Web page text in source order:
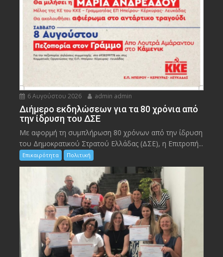
6 Αυγούστου 2026 admin admin
Διήμερο εκδηλώσεων για τα 80 χρόνια από
την ίδρυση του ΔΣΕ
Με αφορμή τη συμπλήρωση 80 χρόνων από την ίδρυση
του Δημοκρατικού Στρατού Ελλάδας (ΔΣΕ), η Επιτροπή...
Επικαιρότητα Πολιτική